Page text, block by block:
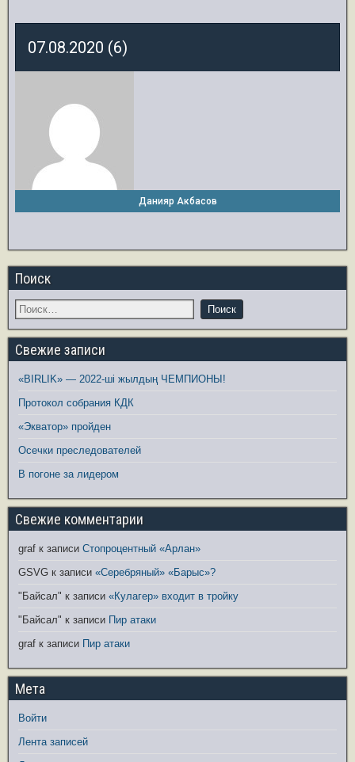
07.08.2020 (6)
Данияр Акбасов
Поиск
Свежие записи
«BIRLIK» — 2022-ші жылдың ЧЕМПИОНЫ!
Протокол собрания КДК
«Экватор» пройден
Осечки преследователей
В погоне за лидером
Свежие комментарии
graf к записи Стопроцентный «Арлан»
GSVG к записи «Серебряный» «Барыс»?
"Байсал" к записи «Кулагер» входит в тройку
"Байсал" к записи Пир атаки
graf к записи Пир атаки
Мета
Войти
Лента записей